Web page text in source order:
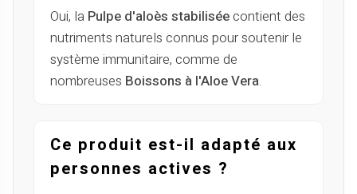
Oui, la Pulpe d'aloès stabiliséecontient des
nutriments naturels connus pour soutenir le
système immunitaire, comme de
nombreuses Boissons à l'Aloe Vera.
Ce produit est-il adapté aux
personnes actives ?